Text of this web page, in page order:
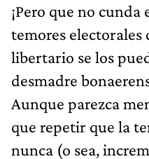
¡Pero que no cunda
temores electorales
libertario se los
desmadre
Aunque parezca
que repetir que la
nunca (o sea,